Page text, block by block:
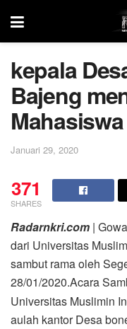
kepala
Bajeng
Januari 29, 2020
371
SHARES
Radarnkri.com |
dari Universitas
sambut rama oleh
28/01/2020.Acara
Universitas Muslimin
aulah kantor Desa